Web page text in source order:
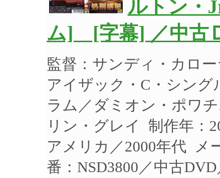
ルトン・
ム] [字幕] ／中古
監督：サンディ・カロ
アイザック・C・シン
ラム／ダミオン・ポワ
リン・グレイ 制作年
アメリカ／2000年代
番：NSD3800／中古